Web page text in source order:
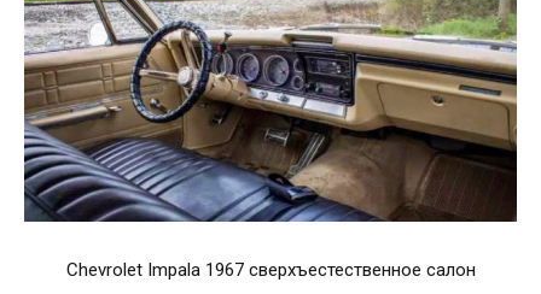
Chevrolet Impala 1967 сверхъестественное салон